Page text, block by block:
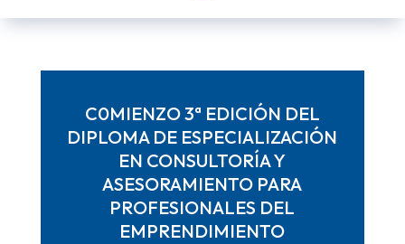
C0MIENZO 3ª EDICIÓN DEL
DIPLOMA DE ESPECIALIZACIÓN
EN CONSULTORÍA Y
ASESORAMIENTO PARA
PROFESIONALES DEL
EMPRENDIMIENTO